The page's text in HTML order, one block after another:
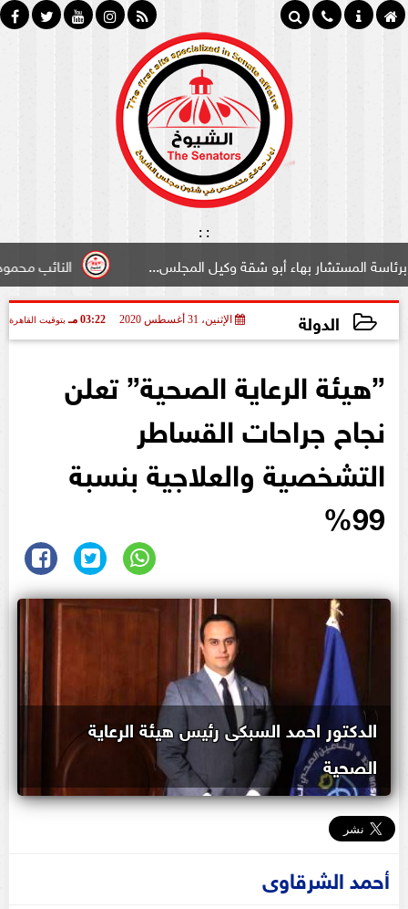
:
:
النائب محمود سامي
بهاء أبو شقة وكيل المجلس...
الدولة الإثنين، 31 أغسطس 2020 03:22 مـ بتوقيت القاهرة
”هيئة الرعاية الصحية” تعلن
نجاح جراحات القساطر
التشخصية والعلاجية بنسبة
99%
الدكتور احمد السبكى رئيس هيئة الرعاية
الصحية
أحمد الشرقاوى